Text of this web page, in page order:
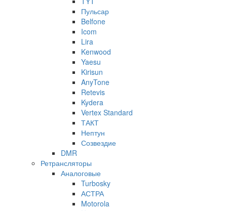
Пульсар
Belfone
Icom
Lira
Kenwood
Yaesu
Kirisun
AnyTone
Retevis
Kydera
Vertex Standard
ТАКТ
Нептун
Созвездие
DMR
Ретрансляторы
Аналоговые
Turbosky
АСТРА
Motorola